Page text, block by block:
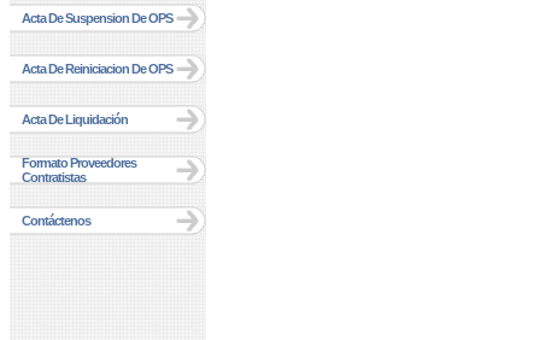
Acta De Suspension De OPS
Acta De Reiniciacion De OPS
Acta De Liquidación
Formato Proveedores
Contratistas
Contáctenos